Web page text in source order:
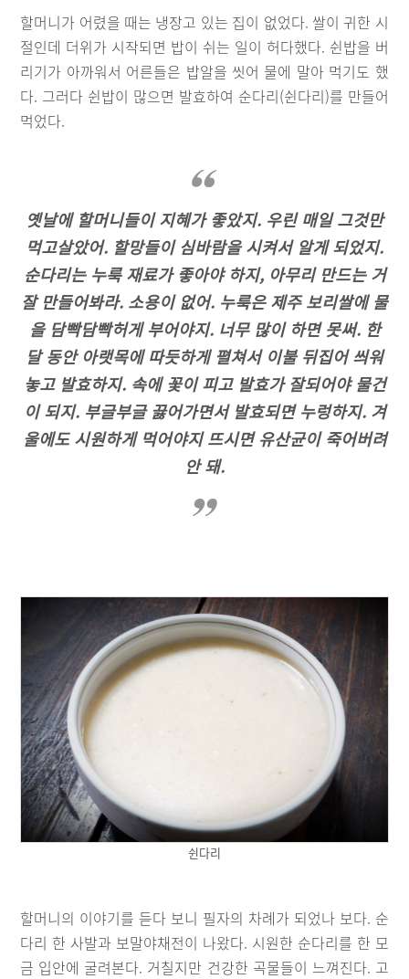
할머니가 어렸을 때는 냉장고 있는 집이 없었다. 쌀이 귀한 시
절인데 더위가 시작되면 밥이 쉬는 일이 허다했다. 쉰밥을 버
리기가 아까워서 어른들은 밥알을 씻어 물에 말아 먹기도 했
다. 그러다 쉰밥이 많으면 발효하여 순다리(쉰다리)를 만들어
먹었다.
옛날에 할머니들이 지혜가 좋았지. 우린 매일 그것만
먹고살았어. 할망들이 심바람을 시켜서 알게 되었지.
순다리는 누룩 재료가 좋아야 하지, 아무리 만드는 거
잘 만들어봐라. 소용이 없어. 누룩은 제주 보리쌀에 물
을 담빡담빡허게 부어야지. 너무 많이 하면 못써. 한
달 동안 아랫목에 따듯하게 펼쳐서 이불 뒤집어 씌워
놓고 발효하지. 속에 꽃이 피고 발효가 잘되어야 물건
이 되지. 부글부글 끓어가면서 발효되면 누렁하지. 겨
울에도 시원하게 먹어야지 뜨시면 유산균이 죽어버려
안 돼.
쉰다리
할머니의 이야기를 듣다 보니 필자의 차례가 되었나 보다. 순
다리 한 사발과 보말야채전이 나왔다. 시원한 순다리를 한 모
금 입안에 굴려본다. 거칠지만 건강한 곡물들이 느껴진다. 고